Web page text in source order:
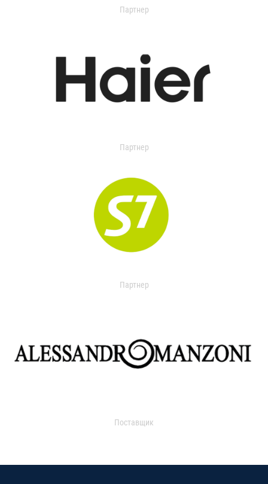
Партнер
Партнер
Партнер
Поставщик